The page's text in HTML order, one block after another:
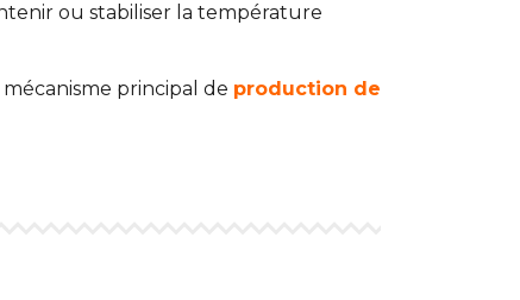
ou stabiliser la température
mécanisme principal de production de